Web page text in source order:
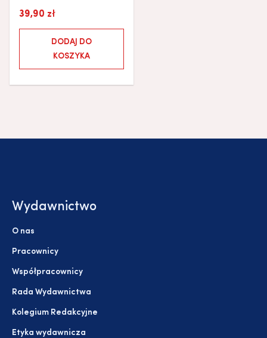
39,90 zł
DODAJ DO
KOSZYKA
Wydawnictwo
O nas
Pracownicy
Współpracownicy
Rada Wydawnictwa
Kolegium Redakcyjne
Etyka wydawnicza